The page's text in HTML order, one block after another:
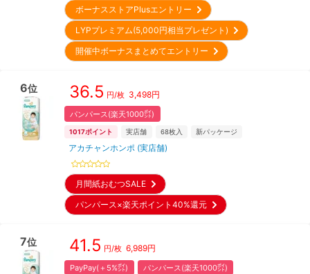
ボーナスストアPlusエントリー
LYPプレミアム(5,000円相当プレゼント)
開催中ボーナスまとめてエントリー
6位 36.5 円/枚 3,498円
パンパース(楽天1000㌽)
1017ポイント 実店舗 68枚入 新パッケージ
アカチャンホンポ (実店舗)
月間紙おむつSALE
パンパース×楽天ポイント40%還元
7位 41.5 円/枚 6,989円
PayPay(＋5%㌽) パンパース(楽天1000㌽)